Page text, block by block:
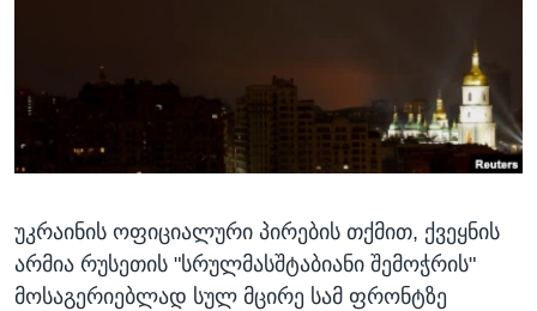
ᲯᲐᲜᲛᲠᲗᲔᲚᲝᲑᲐ
ᲛᲔᲪᲜᲘᲔᲠᲔᲑᲐ
ᲘᲜᲢᲔᲠᲕᲘᲣ
ᲒᲐᲚᲘᲚᲔᲝ
ᲓᲔᲖᲘᲜᲤᲝᲠᲛᲐᲪᲘᲐ
ᲗᲕᲐᲚᲘ ᲒᲕᲐᲓᲔᲕᲜᲔᲗ
ენები
უკრაინის ოფიციალური პირების თქმით, ქვეყნის
არმია რუსეთის "სრულმასშტაბიანი შემოჭრის"
მოსაგერიებლად სულ მცირე სამ ფრონტზე